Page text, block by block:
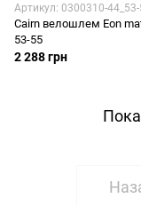
Артикул: 0300310-44_53-
Cairn велошлем Eon
53-55
2 288 грн